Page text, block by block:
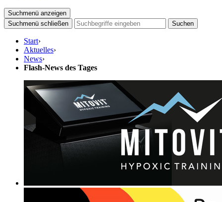
Suchmenü anzeigen
Suchmenü schließen
Suchen
Start›
Aktuelles›
News›
Flash-News des Tages